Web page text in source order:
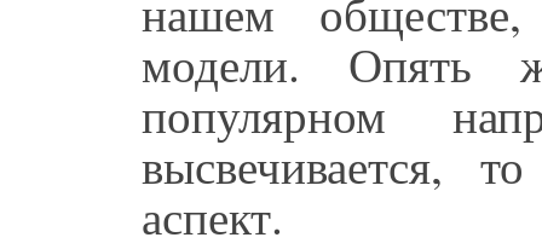
модели. Опять
популярном
высвечивается,
аспект.